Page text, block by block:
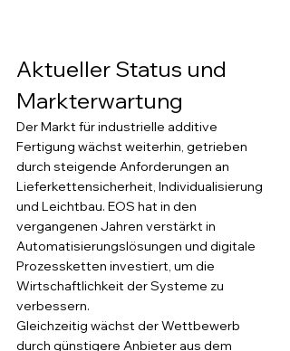
Aktueller Status und
Markterwartung
Der Markt für industrielle additive
Fertigung wächst weiterhin, getrieben
durch steigende Anforderungen an
Lieferkettensicherheit, Individualisierung
und Leichtbau. EOS hat in den
vergangenen Jahren verstärkt in
Automatisierungslösungen und digitale
Prozessketten investiert, um die
Wirtschaftlichkeit der Systeme zu
verbessern.
Gleichzeitig wächst der Wettbewerb
durch günstigere Anbieter aus dem